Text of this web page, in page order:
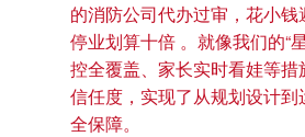
的消防公司代办过审，花小
停业划算十倍 。就像我们的“
控全覆盖、家长实时看娃等
信任度，实现了从规划设计
全保障。